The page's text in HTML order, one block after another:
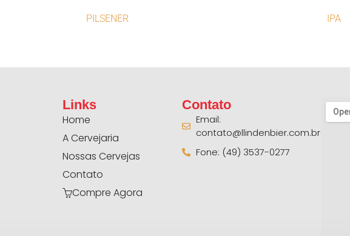
PILSENER IPA
Links
Home
A Cervejaria
Nossas Cervejas
Contato
Compre Agora
Contato
Email:
contato@llindenbier.com.br
Fone: (49) 3537-0277